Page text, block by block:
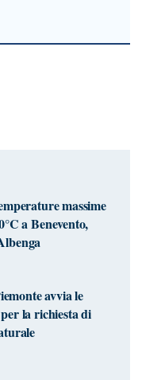
massime
a Benevento,
avvia le
la richiesta di